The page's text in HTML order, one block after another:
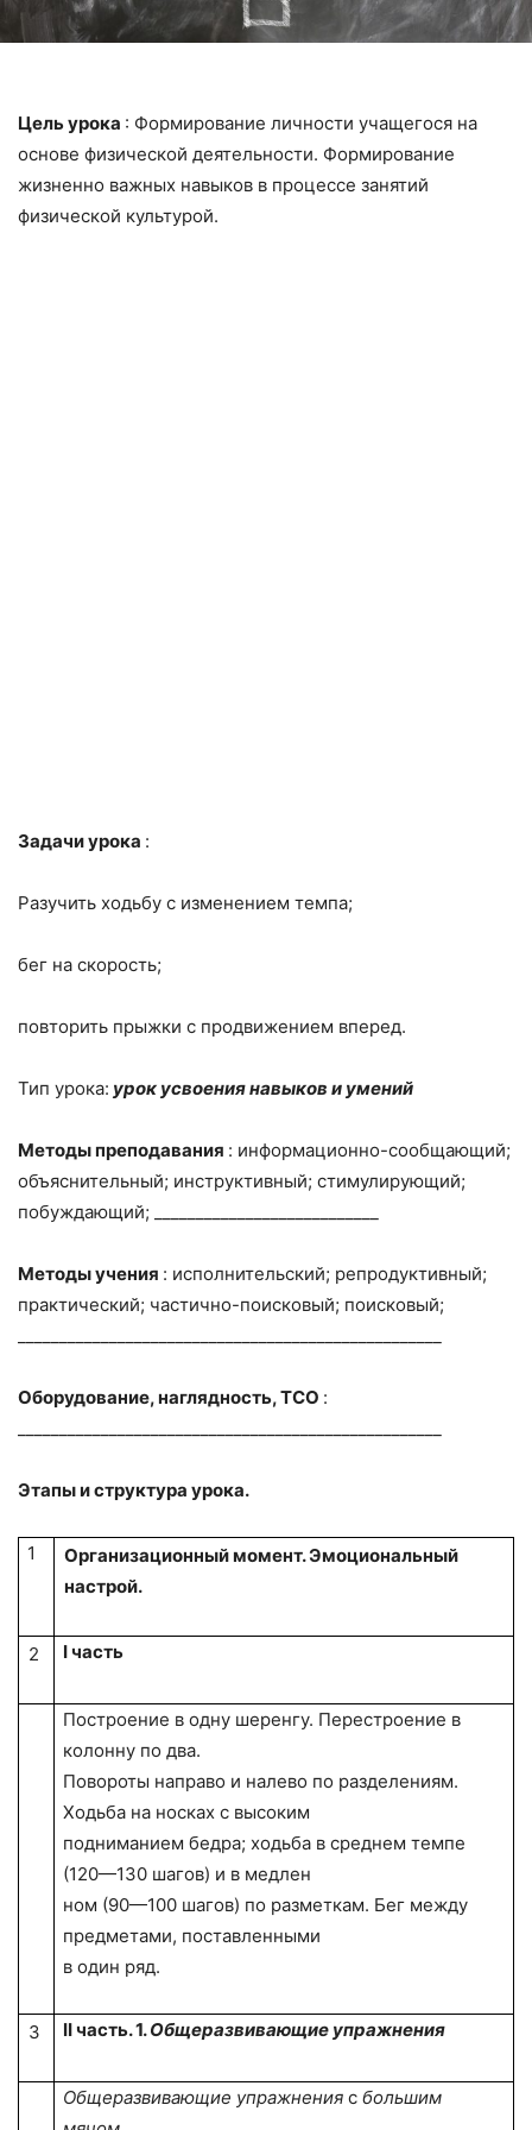
Цель урока : Формирование личности учащегося на
основе физической деятельности. Формирование
жизненно важных навыков в процессе занятий
физической культурой.
Задачи урока :
Разучить ходьбу с изменением темпа;
бег на скорость;
повто­рить прыжки с продвижением вперед.
Тип урока: урок усвоения навыков и умений
Методы преподавания : информационно-сообщающий;
объяснительный; инструктивный; стимулирующий;
побуждающий; ___________________________
Методы учения : исполнительский; репродуктивный;
практический; частично-поисковый; поисковый;
Оборудование, наглядность, ТСО :
Этапы и структура урока.
1
Организационный момент. Эмоциональный
настрой.
2 Iчасть
Построение в одну шеренгу. Перестроение в
колонну по два.
Повороты направо и налево по разделениям.
Ходьба на носках с высоким
подниманием бедра; ходьба в среднем темпе
(120—130 шагов) и в медлен­
ном (90—100 шагов) по разметкам. Бег между
предметами, поставленными
в один ряд.
3 IIчасть.1.Общеразвивающие упражнения
Общеразвивающие упражнениясбольшим